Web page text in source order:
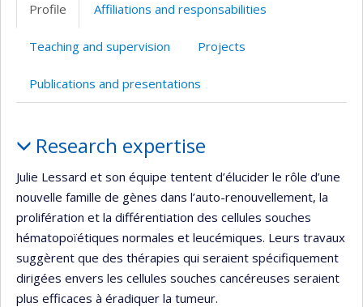
Profile Affiliations and responsabilities
Teaching and supervision Projects
Publications and presentations
Research expertise
Julie Lessard et son équipe tentent d’élucider le rôle d’une
nouvelle famille de gènes dans l’auto-renouvellement, la
prolifération et la différentiation des cellules souches
hématopoïétiques normales et leucémiques. Leurs travaux
suggèrent que des thérapies qui seraient spécifiquement
dirigées envers les cellules souches cancéreuses seraient
plus efficaces à éradiquer la tumeur.